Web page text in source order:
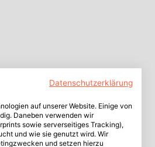
Datenschutzerklärung
auf unserer Website. Einige von
Daneben verwenden wir
sowie serverseitiges Tracking),
und wie sie genutzt wird. Wir
und setzen hierzu